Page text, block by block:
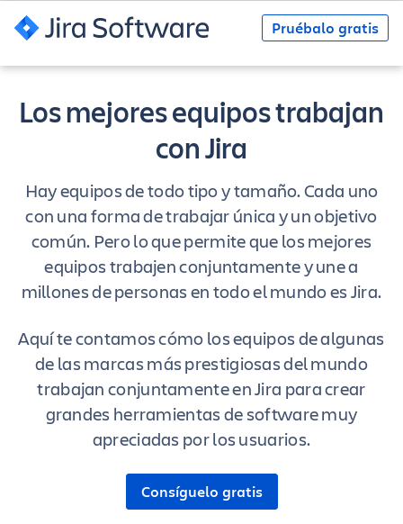
Pruébalo gratis
Los mejores equipos trabajan
con Jira
Hay equipos de todo tipo y tamaño. Cada uno
con una forma de trabajar única y un objetivo
común. Pero lo que permite que los mejores
equipos trabajen conjuntamente y une a
millones de personas en todo el mundo es Jira.
Aquí te contamos cómo los equipos de algunas
de las marcas más prestigiosas del mundo
trabajan conjuntamente en Jira para crear
grandes herramientas de software muy
apreciadas por los usuarios.
Consíguelo gratis